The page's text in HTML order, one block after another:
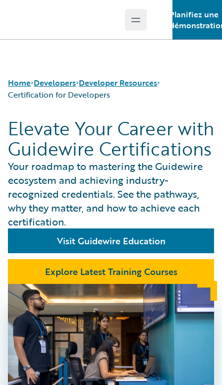
Open main menu
Planifiez une
Home Developers
APIs
Developer Tools and Guides
Developer Community
Developer Resources
Developer Resources
Certification for Developers
Developer Newsletter
2025 P&C Developer Trends and Insights Report
Certification for Developers
Elevate Your Career with
Guidewire Certifications
Your roadmap to mastering the Guidewire
ecosystem and achieving industry-
recognized credentials. See the pathways,
why they matter, and how to achieve each
certification.
Visit Guidewire Education
Explore Latest Training Courses